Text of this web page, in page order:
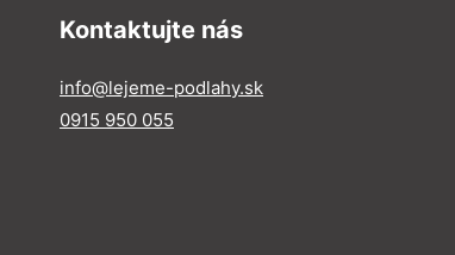
Kontaktujte nás
info@lejeme-podlahy.sk
0915 950 055